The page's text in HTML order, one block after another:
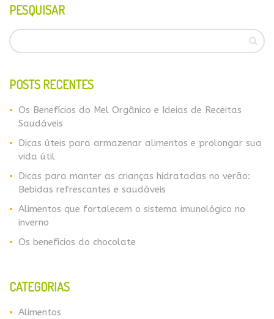
PESQUISAR
POSTS RECENTES
Os Benefícios do Mel Orgânico e Ideias de Receitas
Saudáveis
Dicas úteis para armazenar alimentos e prolongar sua
vida útil
Dicas para manter as crianças hidratadas no verão:
Bebidas refrescantes e saudáveis
Alimentos que fortalecem o sistema imunológico no
inverno
​​Os benefícios do chocolate
CATEGORIAS
Alimentos